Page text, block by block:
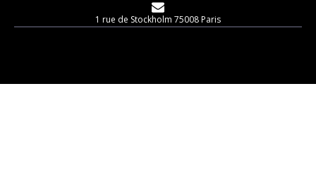
1 rue de Stockholm 75008 Paris